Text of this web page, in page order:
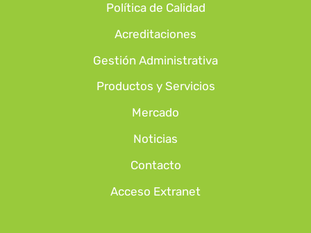
Política de Calidad
Acreditaciones
Gestión Administrativa
Productos y Servicios
Mercado
Noticias
Contacto
Acceso Extranet